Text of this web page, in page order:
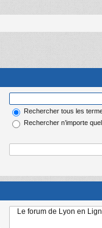
Rechercher tous les
Rechercher n’importe